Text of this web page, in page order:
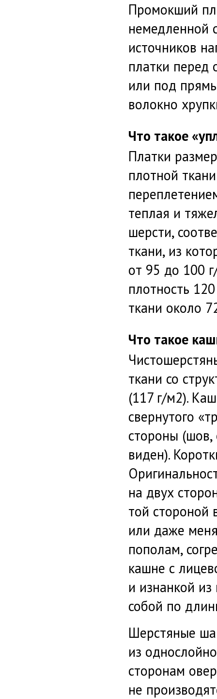
Промокший
немедленной
источников
платки перед
или под
волокно
Что такое
Платки
плотной
теплая и
шерсти,
ткани, из
от 95 до 100
плотность
ткани около
Что такое
ткани со
(117 г/м2).
свернутого
стороны (шов,
виден).
на двух
той стороной
или даже
пополам,
кашне с
и изнанкой
собой по
Шерстяные
из
сторонам
не